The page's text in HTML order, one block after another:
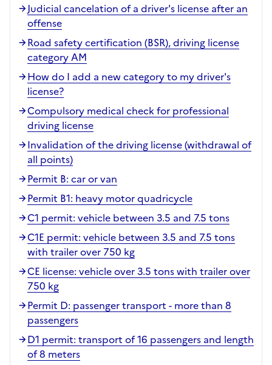
Judicial cancelation of a driver's license after an
offense
Road safety certification (BSR), driving license
category AM
How do I add a new category to my driver's
license?
Compulsory medical check for professional
driving license
Invalidation of the driving license (withdrawal of
all points)
Permit B: car or van
Permit B1: heavy motor quadricycle
C1 permit: vehicle between 3.5 and 7.5 tons
C1E permit: vehicle between 3.5 and 7.5 tons
with trailer over 750 kg
CE license: vehicle over 3.5 tons with trailer over
750 kg
Permit D: passenger transport - more than 8
passengers
D1 permit: transport of 16 passengers and length
of 8 meters